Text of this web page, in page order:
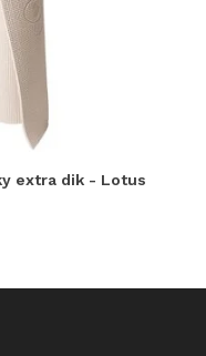
extra dik - Lotus